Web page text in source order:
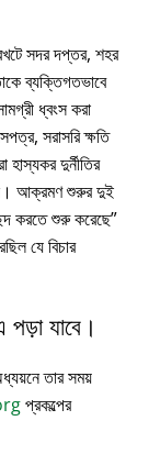
সদর দপ্তর, শহর
ব্যক্তিগতভাবে
ধ্বংস করা
সরাসরি ক্ষতি
দুর্নীতির
আক্রমণ শুরুর দুই
করতে শুরু করেছে
যে বিচার
যাবে।
তার সময়
প্রকল্পের